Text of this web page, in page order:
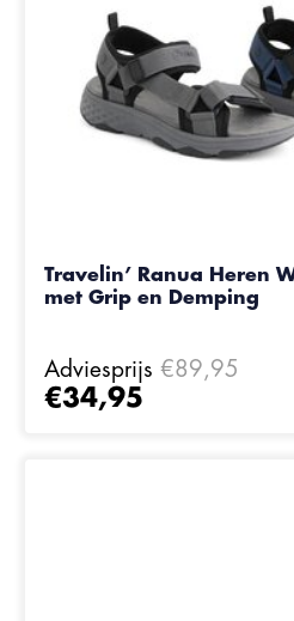
Travelin’ Ranua Heren
met Grip en Demping
Adviesprijs €89,95
€34,95